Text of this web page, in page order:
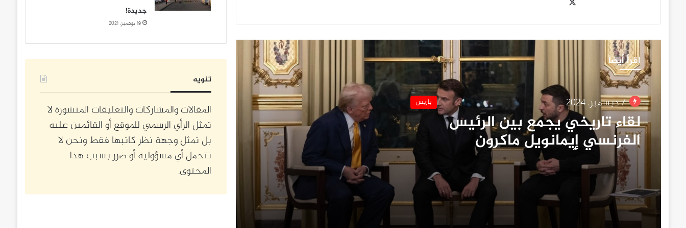
اقرأ أيضاً
باريس 7 ديسمبر، 2024
لقاء تاريخي يجمع بين الرئيس
الفرنسي إيمانويل ماكرون
والرئيس الأمريكي المنتخب
دونالد ترامب والرئيس الأوكراني
فولوديمير زيلينسكي…
مظاهرة في باريس ضد قانون الهجرة الجديد…
حادث أعتداء على الركاب في أحدى محطات
القطارات بباريس…
فرنسا تشدد الإجراءات الإحترازية لمواجهة
زيادة نسبة الإصابة بكورونا
أمنية بدوي تنظم المعرض الخيري السنوي
الثالث، للمنتجات الحرفية المصرية في باريس
مجلس التعاون المصرى- الأوربى يكرم السفير
إيهاب بدوى في لقاء مع الجالية المصرية
جديدة!
19 نوفمبر، 2021
تنويه
المقالات والمشاركات والتعليقات المنشورة لا
تمثل الرأي الرسمي للموقع أو القائمين عليه
بل تمثل وجهة نظر كاتبها فقط ونحن لا
نتحمل أي مسؤولية أو ضرر بسبب هذا
المحتوى.